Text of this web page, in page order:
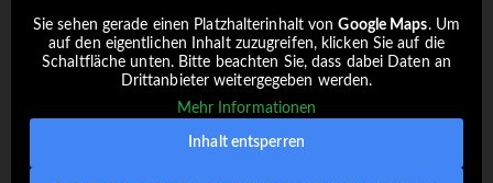
Sie sehen gerade einen Platzhalterinhalt vonGoogle Maps. Um
auf den eigentlichen Inhalt zuzugreifen, klicken Sie auf die
Schaltfläche unten. Bitte beachten Sie, dass dabei Daten an
Drittanbieter weitergegeben werden.
Mehr Informationen
Inhalt entsperren